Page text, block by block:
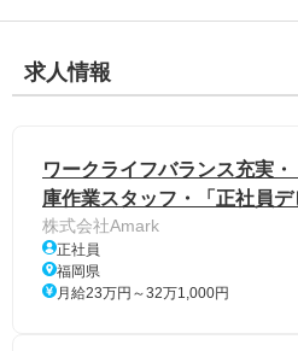
求人情報
ワークライフバランス充実
庫作業スタッフ・「正社員デ
株式会社Amark
正社員
福岡県
月給23万円～32万1,000円